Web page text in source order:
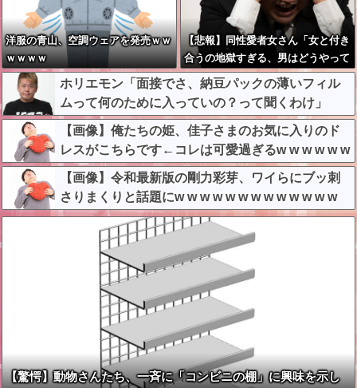
洋服の青山、空調ウェアを発売ｗｗ
ｗｗｗｗ
【悲報】同性愛者女さん「女と付き
合うの地獄すぎる、男はどうやって
耐えてんの？」←コレは同意せざる
おえないと話題に
ホリエモン「面接でさ、納豆パックの薄いフィル
ムって何のために入っていの？って聞くわけ」
【画像】俺たちの姫、佳子さまのお気に入りのド
レスがこちらです←コレは可愛過ぎるw w w w w w
w w
【画像】令和最新版の剛力彩芽、ワイらにブッ刺
さりまくりと話題にw w w w w w w w w w w w w
【驚愕】動物さんたち、一斉に「コンビニの棚」に興味を示し